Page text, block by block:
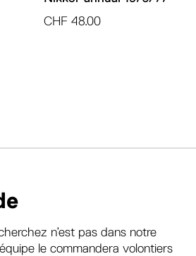
CHF 48.00
n’est pas dans notre
le commandera volontiers